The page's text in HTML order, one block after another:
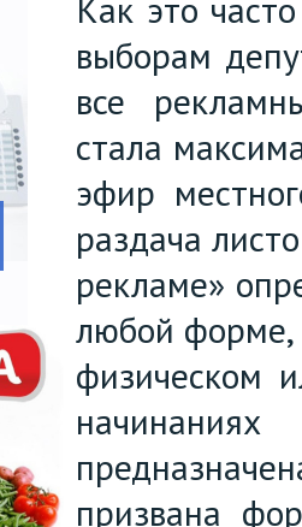
Как это
выборам
все
стала
эфир
раздача
рекламе»
любой
физическом
призвана